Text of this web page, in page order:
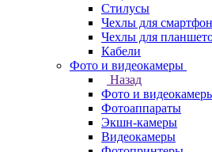
Стилусы
Чехлы для
Чехлы для
Кабели
Фото и видеокамеры
Назад
Фото и
Фотоаппараты
Экшн-камеры
Видеокамеры